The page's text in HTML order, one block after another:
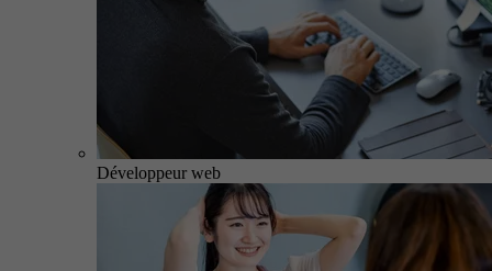
Développeur web